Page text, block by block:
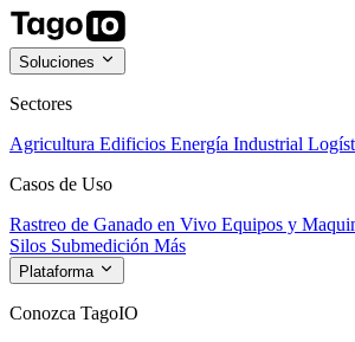
Soluciones
Sectores
Agricultura Edificios Energía Industrial
Casos de Uso
Rastreo de Ganado en Vivo Equipos y
Silos Submedición Más
Plataforma
Conozca TagoIO